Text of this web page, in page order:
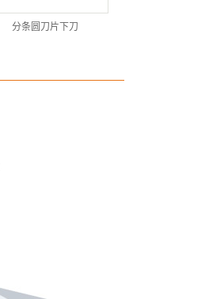
分条圆刀片下刀